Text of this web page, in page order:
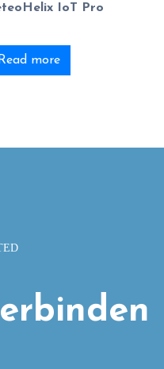
IoT Pro
Read more